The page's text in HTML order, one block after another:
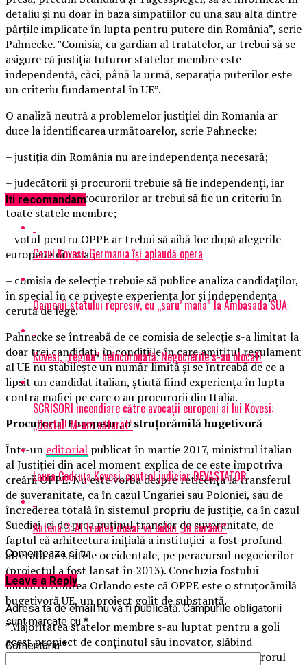
detaliu și nu doar în baza simpatiilor cu una sau alta dintre
părțile implicate în lupta pentru putere din România”, scrie
Pahnecke. ”Comisia, ca gardian al tratatelor, ar trebui să se
asigure că justiția tuturor statelor membre este
independentă, căci, până la urmă, separația puterilor este
un criteriu fundamental în UE”.
O analiză neutră a problemelor justiției din Romania ar
duce la identificarea următoarelor, scrie Pahnecke:
– justiția din România nu are independența necesară;
– judecătorii și procurorii trebuie să fie independenți, iar
independența procurorilor ar trebui să fie un criteriu în
toate statele membre;
– votul pentru OPPE ar trebui să aibă loc după alegerile
europene din mai;
– comisia de selecție trebuie să publice analiza candidaților,
în special în ce privește experiența lor și independența
cerută de lege.
Pahnecke se întreabă de ce comisia de selecție s-a limitat la
doar trei candidați, în condițiile în care amititul regulament
al UE nu stabilește un număr limită și se întreabă de ce a
lipsit un candidat italian, știută fiind experiența în lupta
contra mafiei pe care o au procurorii din Italia.
Procurorul European, o struțocămilă bugetivoră
Într-un editorial publicat în martie 2017, ministrul italian
al Justiției din acel moment explica de ce este împotriva
creării OPPE. Nu este vorba despre reticența la transferul
de suveranitate, ca în cazul Ungariei sau Poloniei, sau de
încrederea totală în sistemul propriu de justiție, ca în cazul
Suediei, ci de prea puținul transfer de suveranitate, de
faptul că arhitectura inițială a instituției a fost profund
alterată de statele occidentale, pe peracursul negocierilor
(proiectul a fost lansat în 2013). Concluzia fostului
ministru Andrea Orlando este că OPPE este o struțocămilă
bugetivoră UE, un proiect golit de substanță.
”Majoritatea statelor membre s-au luptat pentru a goli
acest propiect de conținutul său inovator, slăbind
structura aceasta și erodând puterile pe care procurorul
Iti recomandam
Cazul Kovesi: Germania își aplaudă opera
Oamenii statului represiv, cu „saru’ mana” la Ambasada SUA
Kovesi, „regina” neîncoronată. Negocierile s-au blocat!
SCRISORI incendiare către avocații europeni ai lui Kovesi:
„Destul! M-am săturat”
Laura Codruţa Kovesi, control judiciar DEVASTATOR
Antena 3: Al treilea dosar va bubui „în curând”
Comenteaza si tu
Leave a Reply
Adresa ta de email nu va fi publicată. Câmpurile obligatorii
sunt marcate cu *
Comentariu*